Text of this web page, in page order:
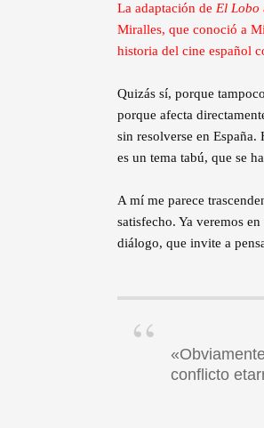
La adaptación de El Lobo
Miralles, que conoció a
historia del cine español
Quizás sí, porque
porque afecta
sin resolverse en
es un tema tabú, que se
A mí me parece
satisfecho. Ya veremos
diálogo, que invite a
conflicto